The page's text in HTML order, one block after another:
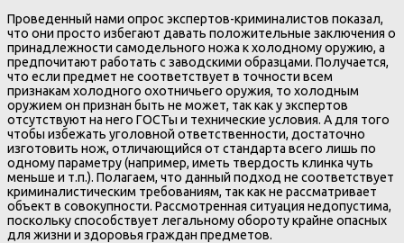
Проведенный нами опрос экспертов-криминалистов показал,
что они просто избегают давать положительные заключения о
принадлежности самодельного ножа к холодному оружию, а
предпочитают работать с заводскими образцами. Получается,
что если предмет не соответствует в точности всем
признакам холодного охотничьего оружия, то холодным
оружием он признан быть не может, так как у экспертов
отсутствуют на него ГОСТы и технические условия. А для того
чтобы избежать уголовной ответственности, достаточно
изготовить нож, отличающийся от стандарта всего лишь по
одному параметру (например, иметь твердость клинка чуть
меньше и т.п.). Полагаем, что данный подход не соответствует
криминалистическим требованиям, так как не рассматривает
объект в совокупности. Рассмотренная ситуация недопустима,
поскольку способствует легальному обороту крайне опасных
для жизни и здоровья граждан предметов.